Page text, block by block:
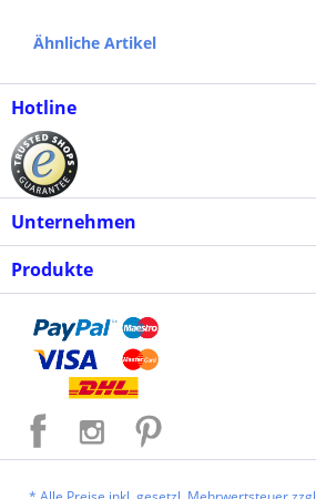
Ähnliche Artikel
Hotline
Unternehmen
Produkte